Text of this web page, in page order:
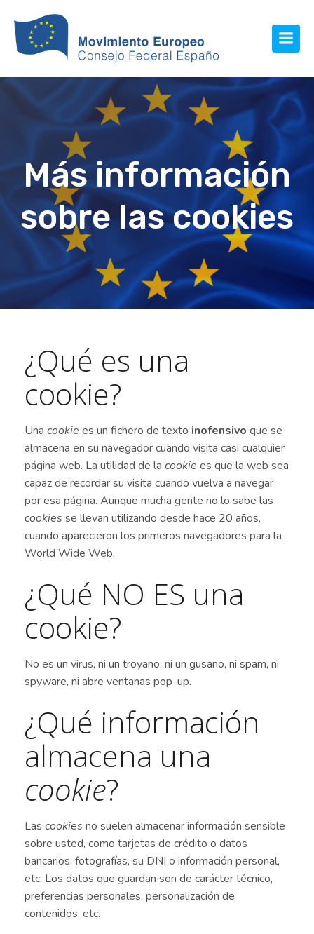
Más información
sobre las cookies
¿Qué es una
cookie?
Una cookie es un fichero de texto inofensivo que se
almacena en su navegador cuando visita casi cualquier
página web. La utilidad de la cookie es que la web sea
capaz de recordar su visita cuando vuelva a navegar
por esa página. Aunque mucha gente no lo sabe las
cookies se llevan utilizando desde hace 20 años,
cuando aparecieron los primeros navegadores para la
World Wide Web.
¿Qué NO ES una
cookie?
No es un virus, ni un troyano, ni un gusano, ni spam, ni
spyware, ni abre ventanas pop-up.
¿Qué información
almacena una
cookie?
Las cookies no suelen almacenar información sensible
sobre usted, como tarjetas de crédito o datos
bancarios, fotografías, su DNI o información personal,
etc. Los datos que guardan son de carácter técnico,
preferencias personales, personalización de
contenidos, etc.